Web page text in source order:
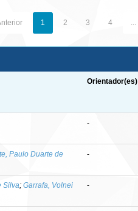
1 2 3 4 ...
Orientador(es)
-
Paulo Duarte de
-
Silva;Garrafa, Volnei -